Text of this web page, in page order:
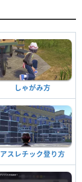
しゃがみ方
アスレチック登り方